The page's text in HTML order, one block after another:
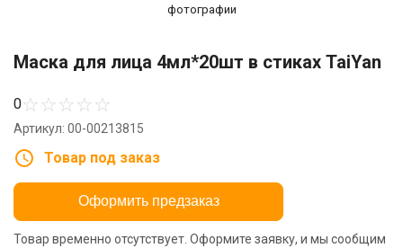
фотографии
Маска для лица 4мл*20шт в стиках TaiYan
0☆☆☆☆☆
Артикул: 00-00213815
Товар под заказ
Оформить предзаказ
Товар временно отсутствует. Оформите заявку, и мы сообщим